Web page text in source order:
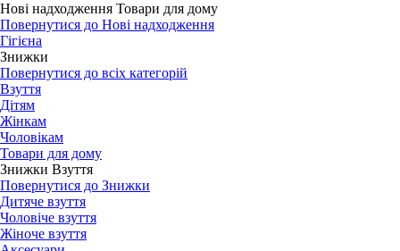
Нові надходження Товари для дому
Повернутися до Нові надходження
Гігієна
Знижки
Повернутися до всіх категорій
Взуття
Дітям
Жінкам
Чоловікам
Товари для дому
Знижки Взуття
Повернутися до Знижки
Дитяче взуття
Чоловіче взуття
Жіноче взуття